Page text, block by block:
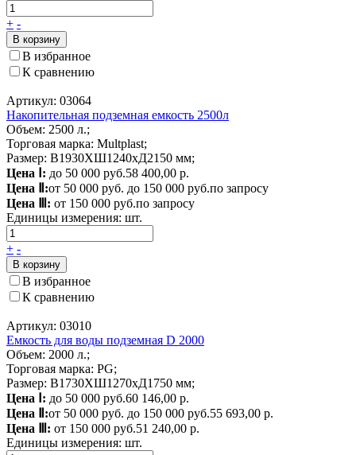
+ -
В корзину
В избранное
К сравнению
Артикул: 03064
Накопительная подземная емкость 2500л
Объем: 2500 л.;
Торговая марка: Multplast;
Размер: В1930ХШ1240хД2150 мм;
Цена Ⅰ: до 50 000 руб.58 400,00 р.
Цена Ⅱ:от 50 000 руб. до 150 000 руб.по запросу
Цена Ⅲ: от 150 000 руб.по запросу
Единицы измерения: шт.
+ -
В корзину
В избранное
К сравнению
Артикул: 03010
Емкость для воды подземная D 2000
Объем: 2000 л.;
Торговая марка: PG;
Размер: В1730ХШ1270хД1750 мм;
Цена Ⅰ: до 50 000 руб.60 146,00 р.
Цена Ⅱ:от 50 000 руб. до 150 000 руб.55 693,00 р.
Цена Ⅲ: от 150 000 руб.51 240,00 р.
Единицы измерения: шт.